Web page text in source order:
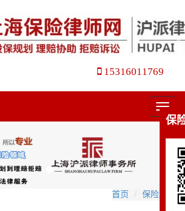
15316011769
菜
单
首页 保险理赔
保